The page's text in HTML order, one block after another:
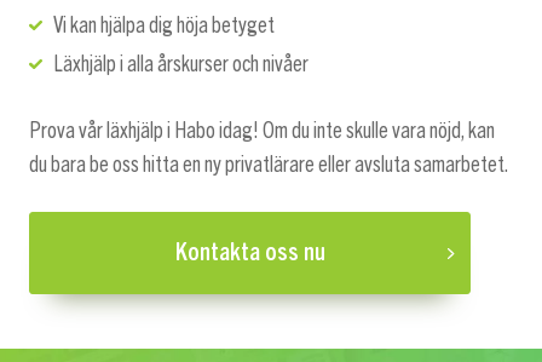
Vi kan hjälpa dig höja betyget
Läxhjälp i alla årskurser och nivåer
Prova vår läxhjälp i Habo idag! Om du inte skulle vara nöjd, kan
du bara be oss hitta en ny privatlärare eller avsluta samarbetet.
Kontakta oss nu